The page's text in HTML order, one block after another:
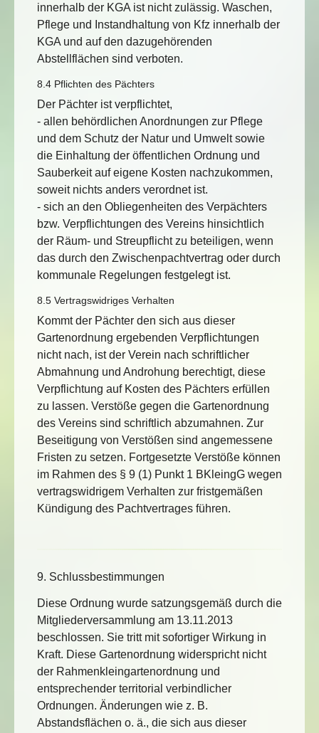
innerhalb der KGA ist nicht zulässig. Waschen,
Pflege und Instandhaltung von Kfz innerhalb der
KGA und auf den dazugehörenden
Abstellflächen sind verboten.
8.4 Pflichten des Pächters
Der Pächter ist verpflichtet,
- allen behördlichen Anordnungen zur Pflege
und dem Schutz der Natur und Umwelt sowie
die Einhaltung der öffentlichen Ordnung und
Sauberkeit auf eigene Kosten nachzukommen,
soweit nichts anders verordnet ist.
- sich an den Obliegenheiten des Verpächters
bzw. Verpflichtungen des Vereins hinsichtlich
der Räum- und Streupflicht zu beteiligen, wenn
das durch den Zwischenpachtvertrag oder durch
kommunale Regelungen festgelegt ist.
8.5 Vertragswidriges Verhalten
Kommt der Pächter den sich aus dieser
Gartenordnung ergebenden Verpflichtungen
nicht nach, ist der Verein nach schriftlicher
Abmahnung und Androhung berechtigt, diese
Verpflichtung auf Kosten des Pächters erfüllen
zu lassen. Verstöße gegen die Gartenordnung
des Vereins sind schriftlich abzumahnen. Zur
Beseitigung von Verstößen sind angemessene
Fristen zu setzen. Fortgesetzte Verstöße können
im Rahmen des § 9 (1) Punkt 1 BKleingG wegen
vertragswidrigem Verhalten zur fristgemäßen
Kündigung des Pachtvertrages führen.
9. Schlussbestimmungen
Diese Ordnung wurde satzungsgemäß durch die
Mitgliederversammlung am 13.11.2013
beschlossen. Sie tritt mit sofortiger Wirkung in
Kraft. Diese Gartenordnung widerspricht nicht
der Rahmenkleingartenordnung und
entsprechender territorial verbindlicher
Ordnungen. Änderungen wie z. B.
Abstandsflächen o. ä., die sich aus dieser